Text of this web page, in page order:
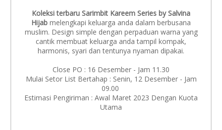
Koleksi terbaru Sarimbit Kareem Series by Salvina
Hijab melengkapi keluarga anda dalam berbusana
muslim. Design simple dengan perpaduan warna yang
cantik membuat keluarga anda tampil kompak,
harmonis, syari dan tentunya nyaman dipakai.
Close PO : 16 Desember - Jam 11.30
Mulai Setor List Bertahap : Senin, 12 Desember - Jam
09.00
Estimasi Pengiriman : Awal Maret 2023 Dengan Kuota
Utama